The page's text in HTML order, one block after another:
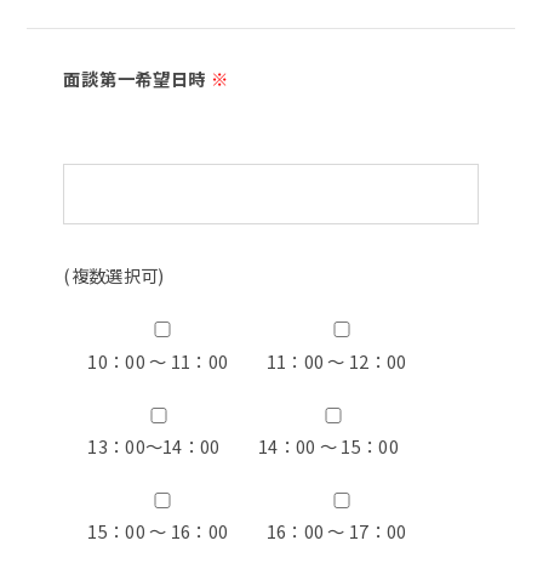
面談第一希望日時 ※
(複数選択可)
10：00 ～ 11：00 11：00 ～ 12：00
13：00〜14：00 14：00 ～ 15：00
15：00 ～ 16：00 16：00 ～ 17：00